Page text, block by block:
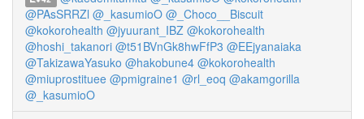
@PAsSRRZl @_kasumioO @_Choco__Biscuit
@kokorohealth @jyuurant_IBZ @kokorohealth
@hoshi_takanori @t51BVnGk8hwFfP3 @EEjyanaiaka
@TakizawaYasuko @hakobune4 @kokorohealth
@miuprostituee @pmigraine1 @rl_eoq @akamgorilla
@_kasumioO